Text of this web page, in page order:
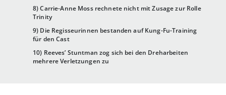
8) Carrie-Anne Moss rechnete nicht mit Zusage zur Rolle
Trinity
9) Die Regisseurinnen bestanden auf Kung-Fu-Training
für den Cast
10) Reeves’ Stuntman zog sich bei den Dreharbeiten
mehrere Verletzungen zu